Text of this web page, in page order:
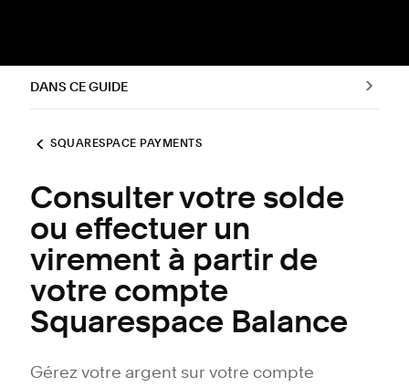
DANS CE GUIDE
SQUARESPACE PAYMENTS
Consulter votre solde
ou effectuer un
virement à partir de
votre compte
Squarespace Balance
Gérez votre argent sur votre compte